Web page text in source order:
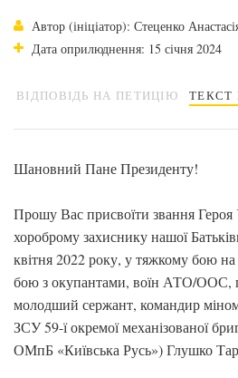
Автор (ініціатор): Стеценко
Дата оприлюднення: 15 січня 2024
ВІДПОВІДЬ НА ПЕТИЦІЮ ТЕКСТ
Шановний Пане Президенту!
Прошу Вас присвоїти звання
хороброму захиснику нашої
квітня 2022 року, у тяжкому бою
бою з окупантами, воїн АТО/ООС,
молодший сержант, командир
ЗСУ 59-ї окремої механізованої
ОМпБ «Київська Русь») Глушко